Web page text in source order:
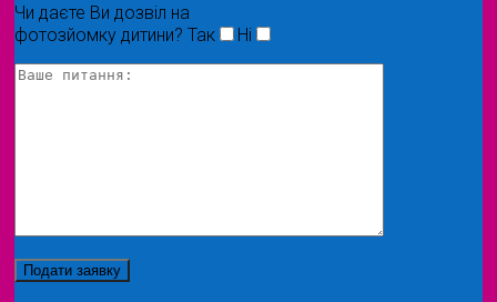
Чи даєте Ви дозвіл на
фотозйомку дитини? Так Ні